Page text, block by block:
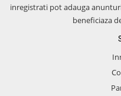
inregistrati pot adauga
beneficiaza